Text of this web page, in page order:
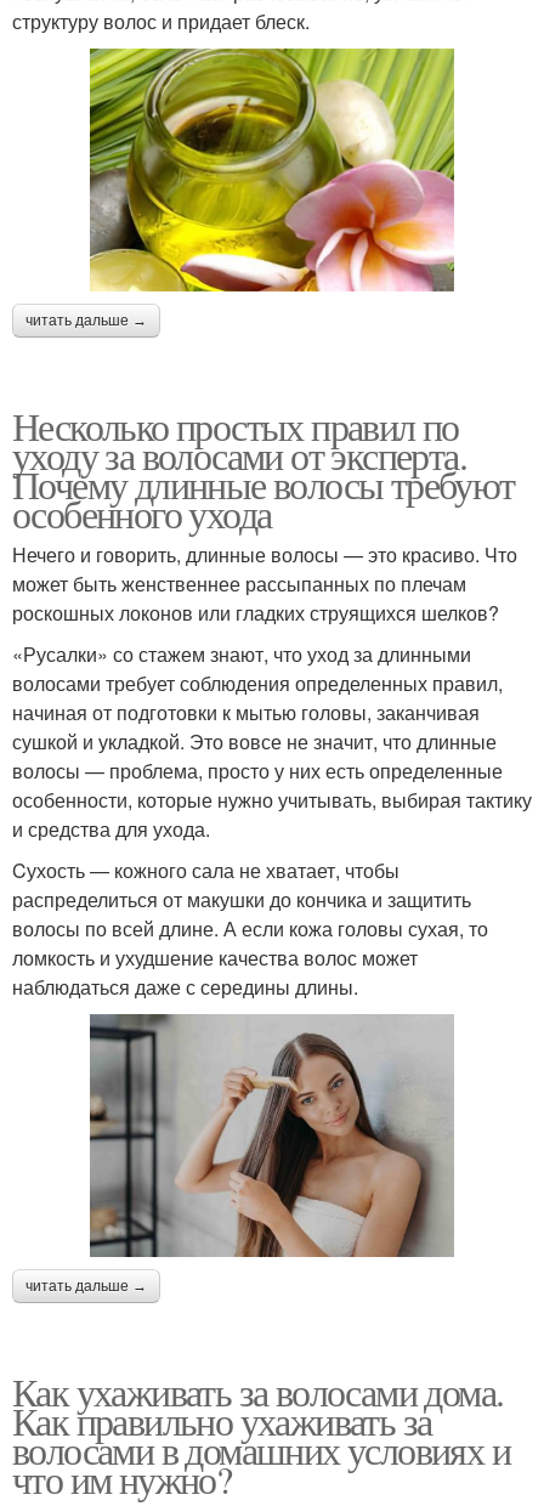
структуру волос и придает блеск.
читать дальше →
Несколько простых правил по
уходу за волосами от эксперта.
Почему длинные волосы требуют
особенного ухода
Нечего и говорить, длинные волосы — это красиво. Что
может быть женственнее рассыпанных по плечам
роскошных локонов или гладких струящихся шелков?
«Русалки» со стажем знают, что уход за длинными
волосами требует соблюдения определенных правил,
начиная от подготовки к мытью головы, заканчивая
сушкой и укладкой. Это вовсе не значит, что длинные
волосы — проблема, просто у них есть определенные
особенности, которые нужно учитывать, выбирая тактику
и средства для ухода.
Cухость — кожного сала не хватает, чтобы
распределиться от макушки до кончика и защитить
волосы по всей длине. А если кожа головы сухая, то
ломкость и ухудшение качества волос может
наблюдаться даже с середины длины.
читать дальше →
Как ухаживать за волосами дома.
Как правильно ухаживать за
волосами в домашних условиях и
что им нужно?